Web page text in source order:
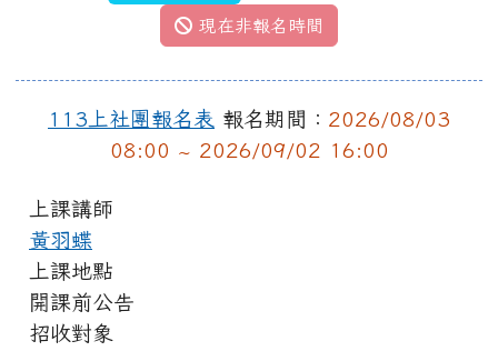
現在非報名時間
113上社團報名表 報名期間： 2026/08/03
08:00 ~ 2026/09/02 16:00
上課講師
黃羽蝶
上課地點
開課前公告
招收對象